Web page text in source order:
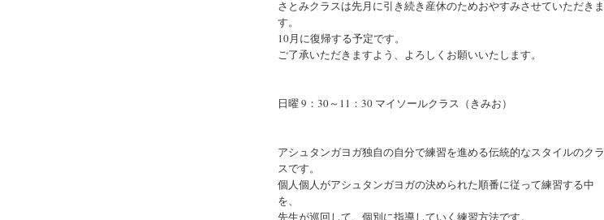
さとみクラスは先月に引き続き産休のためおやすみさせていただきま
す。
10月に復帰する予定です。
ご了承いただきますよう、よろしくお願いいたします。
日曜 9：30～11：30 マイソールクラス（きみお）
アシュタンガヨガ独自の自分で練習を進める伝統的なスタイルのクラ
スです。
個人個人がアシュタンガヨガの決められた順番に従って練習する中
を、
先生が巡回して、個別に指導していく練習方法です。